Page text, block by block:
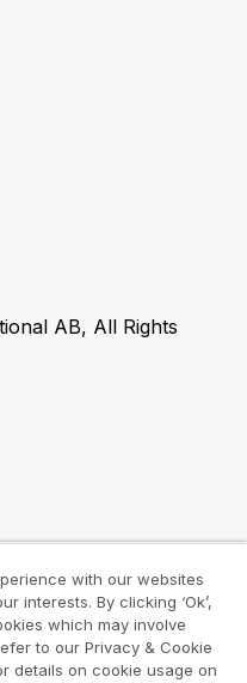
AB, All Rights
with our websites
interests. By clicking ‘Ok’,
which may involve
to our Privacy & Cookie
details on cookie usage on